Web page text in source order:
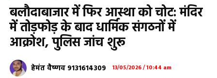
बलौदाबाजार में फिर आस्था को चोट: मंदिर
में तोड़फोड़ के बाद धार्मिक संगठनों में
आक्रोश, पुलिस जांच शुरू
हेमंत वैष्णव 9131614309 13/05/2026 / 10:44 am